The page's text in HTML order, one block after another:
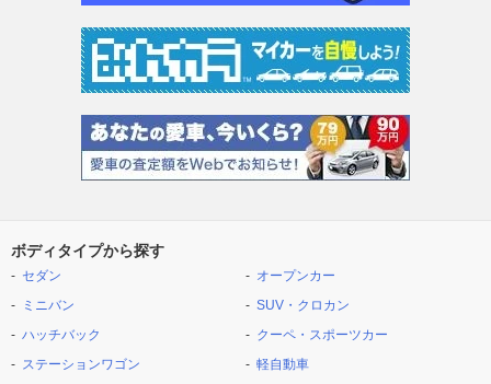
ボディタイプから探す
セダン
ミニバン
ハッチバック
ステーションワゴン
オープンカー
SUV・クロカン
クーペ・スポーツカー
軽自動車